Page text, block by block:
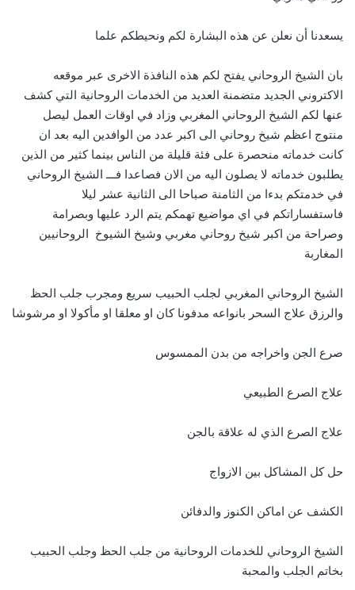
يسعدنا أن نعلن عن هذه البشارة لكم ونحيطكم علما
بان الشيخ الروحاني يفتح لكم هذه النافذة الاخرى عبر موقعه
الاكتروني الجديد متضمنة العديد من الخدمات الروحانية التي كشف
عنها لكم الشيخ الروحاني المغربي وزاد في اوقات العمل ليصل
منتوج اعظم شيخ روحاني الى اكبر عدد من الوافدين اليه بعد ان
كانت خدماته منحصرة على فئة قليلة من الناس بينما كثير من الذين
يطلبون خدماته لا يصلون اليه من الان فصاعدا فـــ الشيخ الروحاني
في خدمتكم بدءا من الثامنة صباحا الى الثانية عشر ليلا
فاستفساراتكم في اي مواضيع تهمكم يتم الرد عليها وبصرامة
وصراحة من اكبر شيخ روحاني مغربي وشيخ الشيوخ الروحانيين
المغاربة
الشيخ الروحاني المغربي لجلب الحبيب سريع ومجرب جلب الحظ
والرزق علاج السحر بانواعه مدفونا كان او معلقا او مأكولا او مرشوشا
صرع الجن واخراجه من بدن الممسوس
علاج الصرع الطبيعي
علاج الصرع الذي له علاقة بالجن
حل كل المشاكل بين الازواج
الكشف عن اماكن الكنوز والدفائن
الشيخ الروحاني للخدمات الروحانية من جلب الحظ وجلب الحبيب
بخاتم الجلب والمحبة